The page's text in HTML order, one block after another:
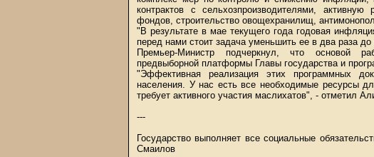
контрактов с сельхозпроизводителями, активную
фондов, строительство овощехранилищ,
"В результате в мае текущего года годовая
перед нами стоит задача уменьшить ее в два раза до
Премьер-Министр подчеркнул, что основой
предвыборной платформы Главы государства и
"Эффективная реализация этих программных
населения. У нас есть все необходимые ресурсы
требует активного участия маслихатов", - отметил
---
Государство выполняет все социальные
Смаилов